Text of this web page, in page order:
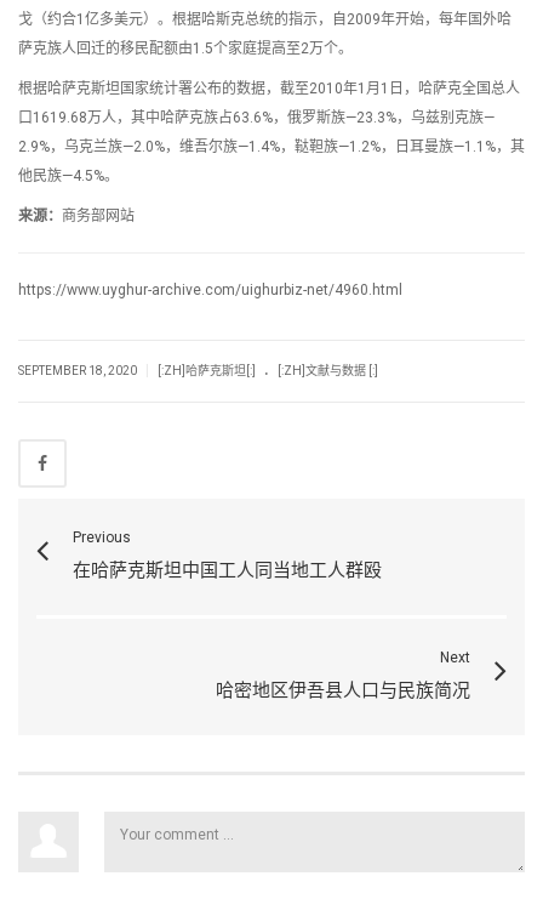
戈（约合1亿多美元）。根据哈斯克总统的指示，自2009年开始，每年国外哈
萨克族人回迁的移民配额由1.5个家庭提高至2万个。
根据哈萨克斯坦国家统计署公布的数据，截至2010年1月1日，哈萨克全国总人
口1619.68万人，其中哈萨克族占63.6%，俄罗斯族—23.3%，乌兹别克族—
2.9%，乌克兰族—2.0%，维吾尔族—1.4%，鞑靼族—1.2%，日耳曼族—1.1%，其
他民族—4.5%。
来源： 商务部网站
https://www.uyghur-archive.com/uighurbiz-net/4960.html
SEPTEMBER 18, 2020 [:ZH]哈萨克斯坦[:] . [:ZH]文献与数据 [:]
Previous
在哈萨克斯坦中国工人同当地工人群殴
Next
哈密地区伊吾县人口与民族简况